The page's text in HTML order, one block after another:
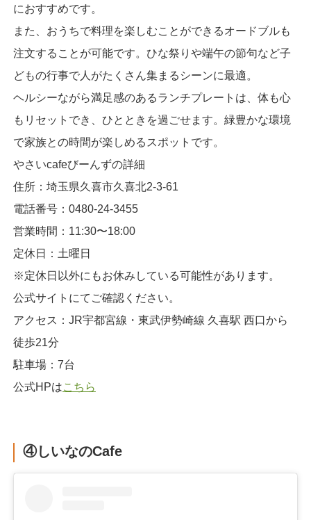
におすすめです。
また、おうちで料理を楽しむことができるオードブルも
注文することが可能です。ひな祭りや端午の節句など子
どもの行事で人がたくさん集まるシーンに最適。
ヘルシーながら満足感のあるランチプレートは、体も心
もリセットでき、ひとときを過ごせます。緑豊かな環境
で家族との時間が楽しめるスポットです。
やさいcafeびーんずの詳細
住所：埼玉県久喜市久喜北2-3-61
電話番号：0480-24-3455
営業時間：11:30〜18:00
定休日：土曜日
※定休日以外にもお休みしている可能性があります。
公式サイトにてご確認ください。
アクセス：JR宇都宮線・東武伊勢崎線 久喜駅 西口から
徒歩21分
駐車場：7台
公式HPはこちら
④しいなのCafe